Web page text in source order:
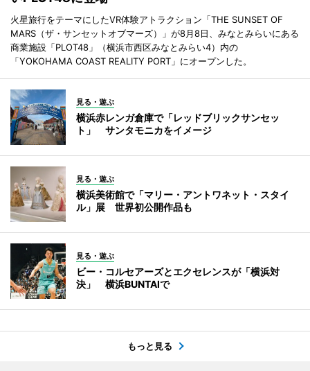
火星旅行をテーマにしたVR体験アトラクション「THE SUNSET OF
MARS（ザ・サンセットオブマーズ）」が8月8日、みなとみらいにある
商業施設「PLOT48」（横浜市西区みなとみらい4）内の
「YOKOHAMA COAST REALITY PORT」にオープンした。
見る・遊ぶ
横浜赤レンガ倉庫で「レッドブリックサンセッ
ト」 サンタモニカをイメージ
見る・遊ぶ
横浜美術館で「マリー・アントワネット・スタイ
ル」展 世界初公開作品も
見る・遊ぶ
ビー・コルセアーズとエクセレンスが「横浜対
決」 横浜BUNTAIで
もっと見る